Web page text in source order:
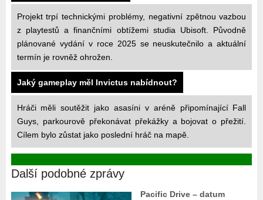
Projekt trpí technickými problémy, negativní zpětnou vazbou
z playtestů a finančními obtížemi studia Ubisoft. Původně
plánované vydání v roce 2025 se neuskutečnilo a aktuální
termín je rovněž ohrožen.
Jaký gameplay měl Invictus nabídnout?
Hráči měli soutěžit jako asasíni v aréně připomínající Fall
Guys, parkourově překonávat překážky a bojovat o přežití.
Cílem bylo zůstat jako poslední hráč na mapě.
Další podobné zprávy
Pacific Drive – datum